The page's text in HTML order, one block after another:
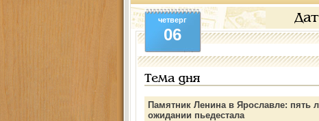
четверг
06
Тема дня
Памятник Ленина в Ярославле: пять
ожидании пьедестала